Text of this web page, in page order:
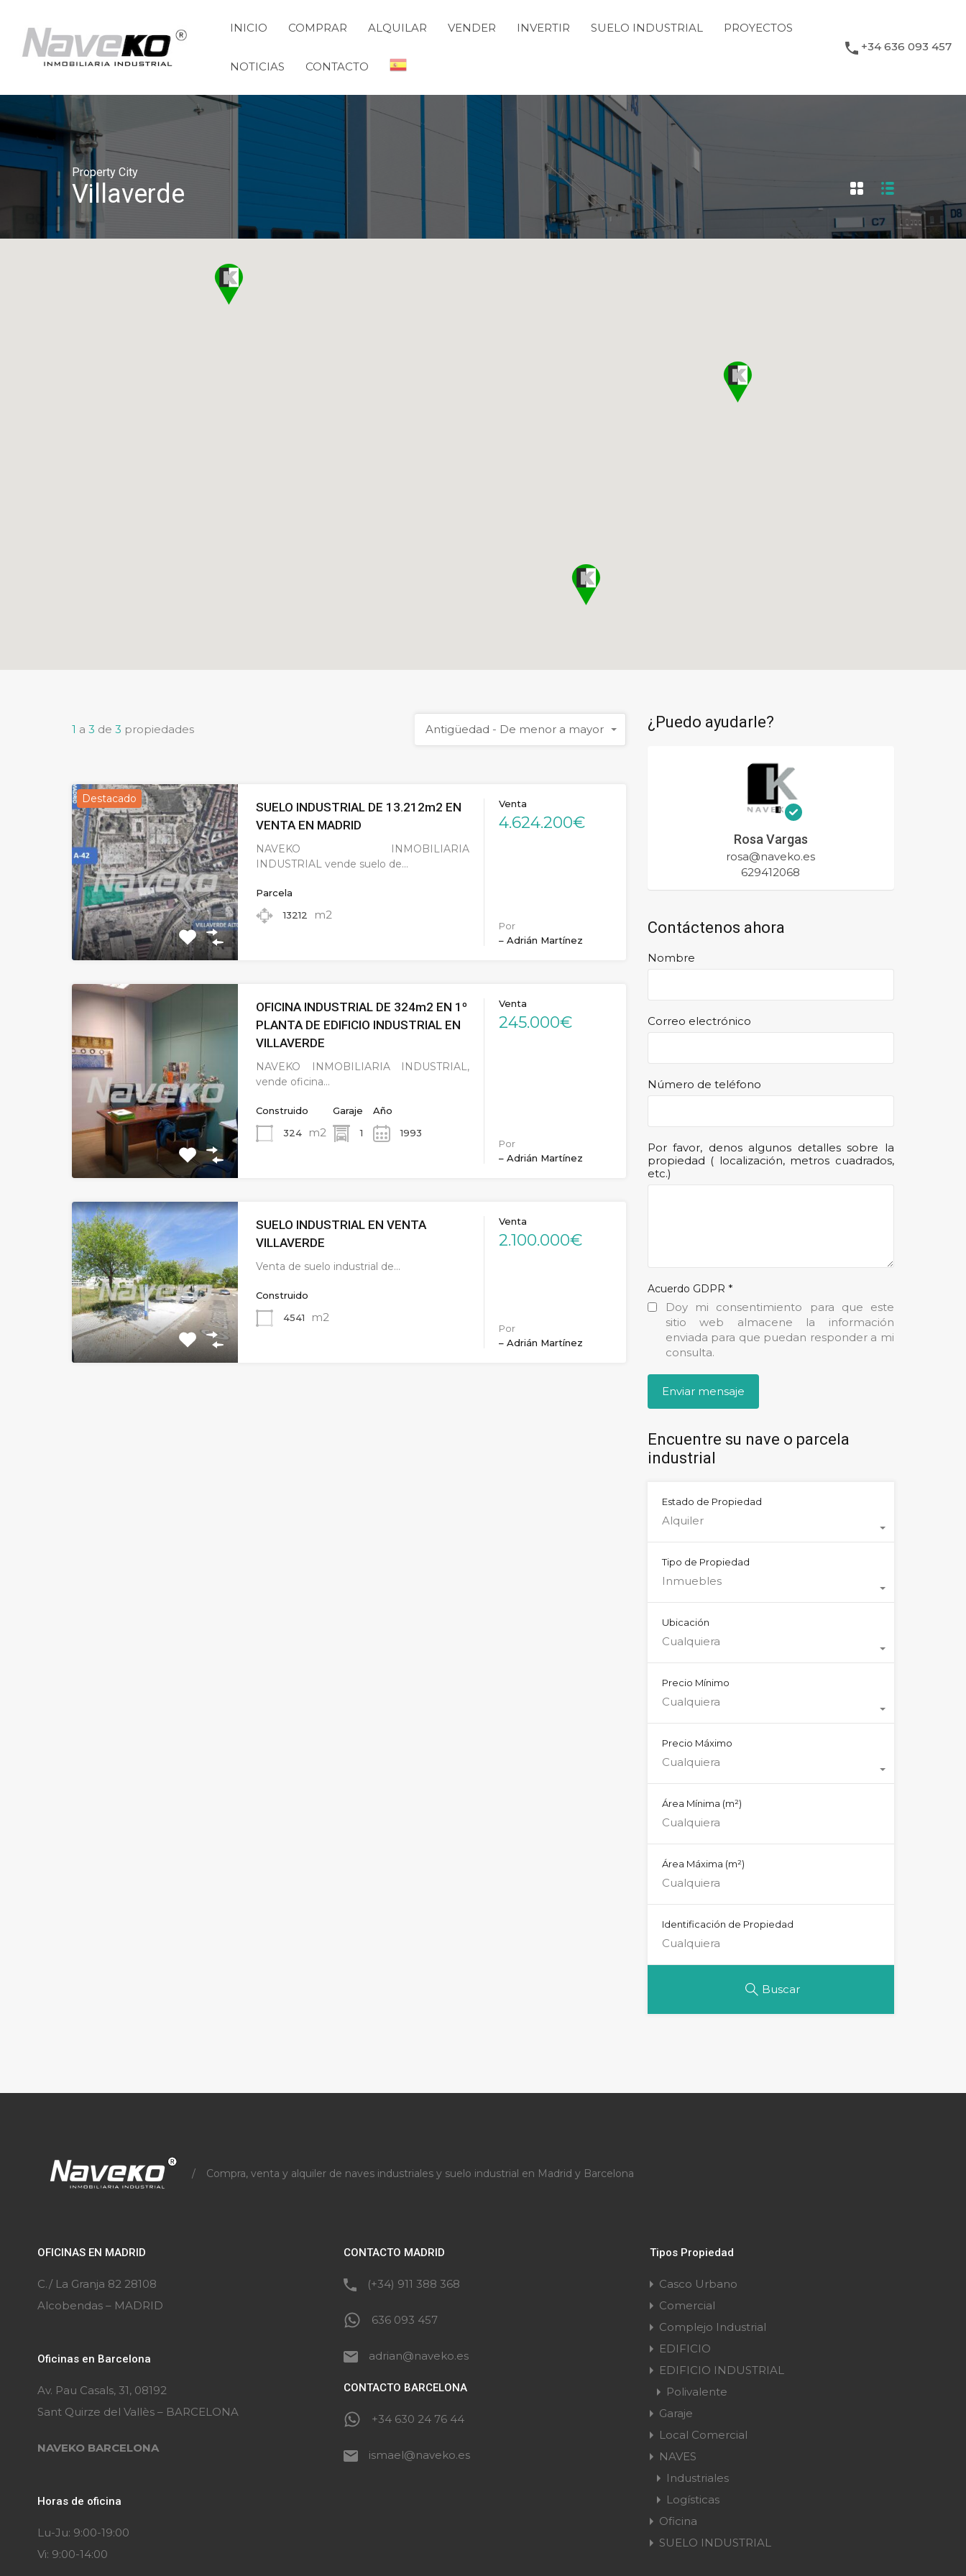
INICIO COMPRAR ALQUILAR VENDER INVERTIR SUELO INDUSTRIAL
INICIO COMPRAR ALQUILAR VENDER INVERTIR SUELO INDUSTRIAL PROYECTOS
NOTICIAS CONTACTO
+34 636 093 457
Property City
Villaverde
1 a 3 de 3 propiedades Antigüedad - De menor a mayor
Destacado
SUELO INDUSTRIAL DE 13.212m2 EN
VENTA EN MADRID
NAVEKO INMOBILIARIA
INDUSTRIAL vende suelo de…
Parcela
13212
m2
Venta
4.624.200€
Por
– Adrián Martínez
OFICINA INDUSTRIAL DE 324m2 EN 1º
PLANTA DE EDIFICIO INDUSTRIAL EN
VILLAVERDE
NAVEKO INMOBILIARIA INDUSTRIAL,
vende oficina…
Construido
324
m2
Garaje
1
Año
1993
Venta
245.000€
Por
– Adrián Martínez
SUELO INDUSTRIAL EN VENTA
VILLAVERDE
Venta de suelo industrial de…
Construido
4541
m2
Venta
2.100.000€
Por
– Adrián Martínez
¿Puedo ayudarle?
Rosa Vargas
rosa@naveko.es
629412068
Contáctenos ahora
Nombre
Correo electrónico
Número de teléfono
Por favor, denos algunos detalles sobre la
propiedad ( localización, metros cuadrados,
etc.)
Acuerdo GDPR *
Doy mi consentimiento para que este
sitio web almacene la información
enviada para que puedan responder a mi
consulta.
Encuentre su nave o parcela
industrial
Estado de Propiedad
Alquiler
Tipo de Propiedad
Inmuebles
Ubicación
Cualquiera
Precio Mínimo
Cualquiera
Precio Máximo
Cualquiera
Área Mínima (m²)
Área Máxima (m²)
Identificación de Propiedad
Buscar
/ Compra, venta y alquiler de naves industriales y suelo industrial en Madrid y Barcelona
OFICINAS EN MADRID
C./ La Granja 82 28108
Alcobendas – MADRID
Oficinas en Barcelona
Av. Pau Casals, 31, 08192
Sant Quirze del Vallès – BARCELONA
NAVEKO BARCELONA
Horas de oficina
Lu-Ju: 9:00-19:00
Vi: 9:00-14:00
CONTACTO MADRID
(+34) 911 388 368
636 093 457
adrian@naveko.es
CONTACTO BARCELONA
+34 630 24 76 44
ismael@naveko.es
Tipos Propiedad
Casco Urbano
Comercial
Complejo Industrial
EDIFICIO
EDIFICIO INDUSTRIAL
Polivalente
Garaje
Local Comercial
NAVES
Industriales
Logísticas
Oficina
SUELO INDUSTRIAL